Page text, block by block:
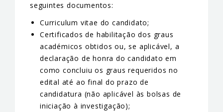
seguintes documentos:
Curriculum vitae do candidato;
Certificados de habilitação dos graus
académicos obtidos ou, se aplicável, a
declaração de honra do candidato em
como concluiu os graus requeridos no
edital até ao final do prazo de
candidatura (não aplicável às bolsas de
iniciação à investigação);